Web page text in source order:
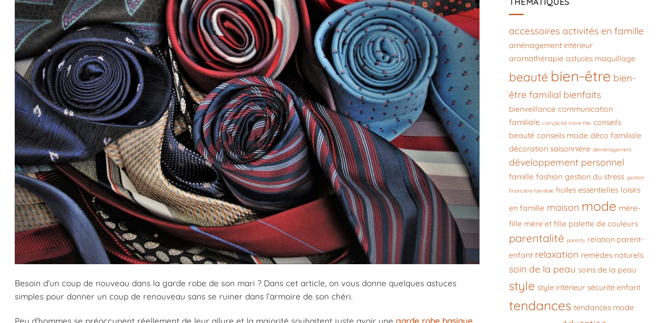
Besoin d’un coup de nouveau dans la garde robe de son mari ? Dans cet article, on vous donne quelques astuces
simples pour donner un coup de renouveau sans se ruiner dans l’armoire de son chéri.
Peu d’hommes se préoccupent réellement de leur allure et la majorité souhaitent juste avoir une garde robe basique
accessoires activités en famille
aménagement intérieur
aromathérapie astuces maquillage
beauté bien-être bien-
être familial bienfaits
bienveillance communication
familiale complicité mère-fille conseils
beauté conseils mode déco familiale
décoration saisonnière déménagement
développement personnel
famille fashion gestion du stress gestion
financière familiale huiles essentielles loisirs
en famille maison mode mère-
fille mère et fille palette de couleurs
parentalité parents relation parent-
enfant relaxation remèdes naturels
soin de la peau soins de la peau
style style intérieur sécurité enfant
tendances tendances mode